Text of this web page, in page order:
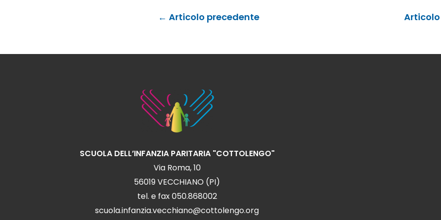
Navigazione
← Articolo precedente
SCUOLA DELL’INFANZIA PARITARIA "COTTOLENGO"
Via Roma, 10
56019 VECCHIANO (PI)
tel. e fax 050.868002
scuola.infanzia.vecchiano@cottolengo.org